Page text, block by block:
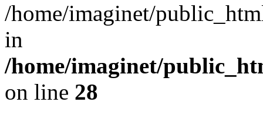
/home/imaginet/
in
/home/imaginet/
on line 28